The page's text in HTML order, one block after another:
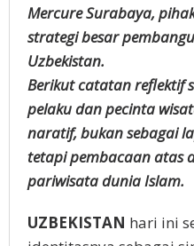
Mercure Surabaya,
strategi besar
Uzbekistan.
Berikut catatan reflektif
pelaku dan pecinta
naratif, bukan sebagai
tetapi pembacaan atas
pariwisata dunia Islam.
UZBEKISTAN hari ini